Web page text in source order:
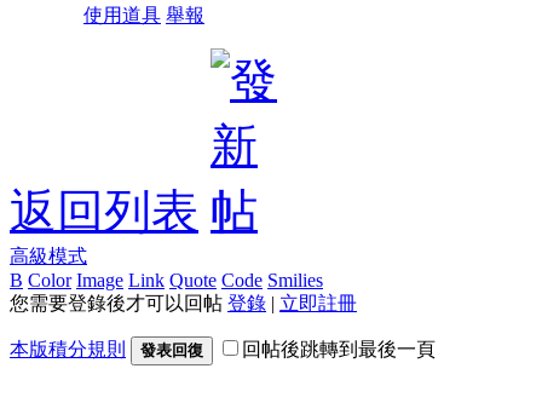
使用道具 舉報
返回列表
高級模式
B Color Image Link Quote Code Smilies
您需要登錄後才可以回帖 登錄 | 立即註冊
本版積分規則 發表回復 回帖後跳轉到最後一頁